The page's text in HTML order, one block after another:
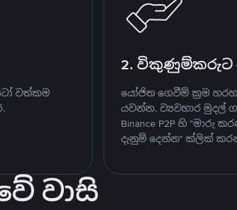
වත්කම
2. විකුණුම්කරුට
යෝජිත ගෙවීම් ක්‍රම
යවන්න. ව්‍යවහාර මුදල්
Binance P2P හි
දැනුම් දෙන්න" ක්ලික්
වාසි